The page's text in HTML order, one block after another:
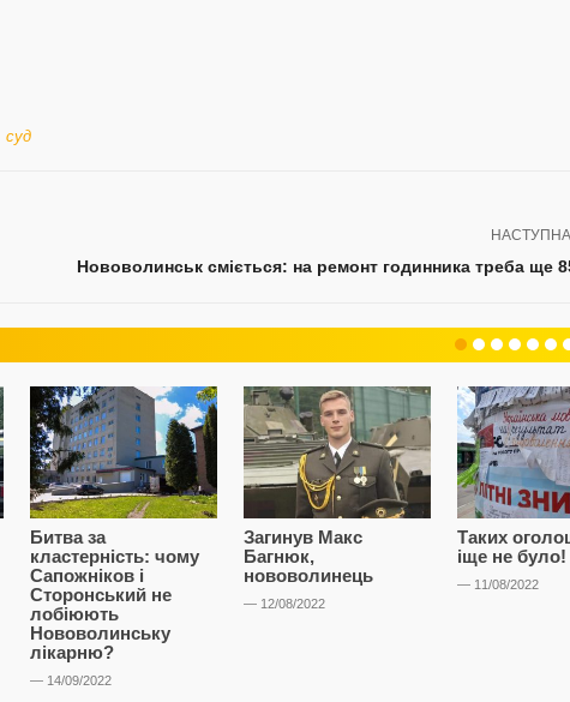
суд
Нововолинськ сміється: на ремонт годинника треба ще
Битва за
кластерність: чому
Сапожніков і
Сторонський не
лобіюють
Нововолинську
лікарню?
— 14/09/2022
Загинув Макс
Багнюк,
нововолинець
— 12/08/2022
Таких
іще не було!
— 11/08/2022